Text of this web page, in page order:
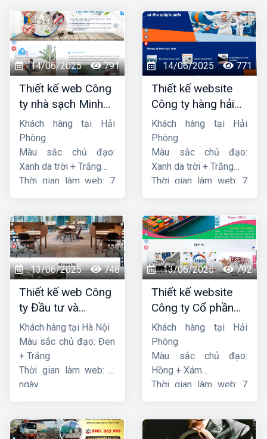
14/06/2025 791
Thiết kế web Công
ty nhà sạch Minh
Dương
Khách hàng tại Hải
Phòng
Màu sắc chủ đạo:
Xanh da trời + Trắng
Thời gian làm web: 7
14/06/2025 771
Thiết kế website
Công ty hàng hải
liên minh
Khách hàng tại Hải
Phòng
Màu sắc chủ đạo:
Xanh da trời + Trắng
Thời gian làm web: 7
13/06/2025 748
Thiết kế web Công
ty Đầu tư và
Thương mại Five-
Star
Khách hàng tại Hà Nội
Màu sắc chủ đạo: Đen
+ Trắng
Thời gian làm web: 7
ngày
13/06/2025 792
Thiết kế website
Công ty Cổ phần
dịch vụ hàng hải
Sen
Khách hàng tại Hải
Phòng
Màu sắc chủ đạo:
Hồng + Xám
Thời gian làm web: 7